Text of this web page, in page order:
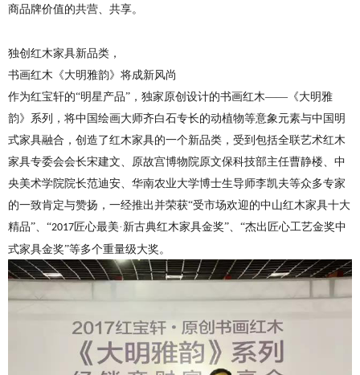
商品牌价值的共营、共享。
独创红木家具新品类，
书画红木《大明雅韵》将成新风尚
作为红宝轩的“明星产品”，独家原创设计的书画红木——《大明雅
韵》系列，将中国绘画大师齐白石专长的动植物等意象元素与中国明
式家具融合，创造了红木家具的一个新品类，受到包括全联艺术红木
家具专委会会长宋建文、原故宫博物院原文保科技部主任曹静楼、中
央美术学院院长范迪安、华南农业大学博士生导师李凯夫等众多专家
的一致肯定与赞扬，一经推出并荣获“受市场欢迎的中山红木家具十大
精品”、“2017匠心最美·新古典红木家具金奖”、“杰出匠心工艺金奖中
式家具金奖”等多个重量级大奖。